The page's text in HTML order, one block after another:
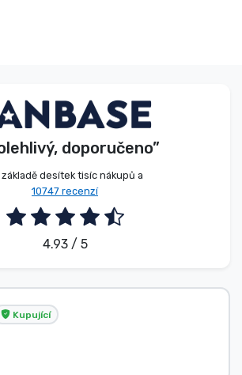
doporučeno”
základě desítek tisíc nákupů a
10747 recenzí
4.93 / 5
Kupující